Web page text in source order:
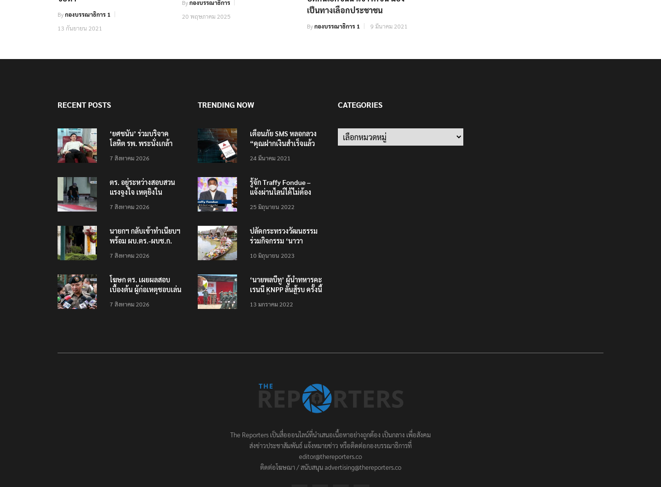
Byกองบรรณาธิการ 1
13 กันยายน 2021
Byกองบรรณาธิการ
20 พฤษภาคม 2025
เป็นทางเลือกประชาชน
Byกองบรรณาธิการ 1 9 มีนาคม 2021
RECENT POSTS
‘ยศชนัน’ ร่วมบริจาค
โลหิต รพ. พระนั่งเกล้า
เทพศิรินทร์ นนทบุรี
7 สิงหาคม 2026
ตร. อยู่ระหว่างสอบสวน
แรงจูงใจ เหตุยิงใน
นนทบุรี พบเด็กก่อเหตุ
7 สิงหาคม 2026
นายกฯ กลับเข้าทำเนียบฯ
พร้อม ผบ.ตร.-ผบช.ก.
ปืนเถื่อน
7 สิงหาคม 2026
โฆษก ตร. เผยผลสอบ
เบื้องต้น ผู้ก่อเหตุชอบเล่น
เหตุรุนแรงก่อนลงมือ
7 สิงหาคม 2026
TRENDING NOW
เตือนภัย SMS หลอกลวง
“คุณฝากเงินสำเร็จแล้ว
200,000 บาท”
24 มีนาคม 2021
รู้จัก Traffy Fondue –
แจ้งผ่านไลน์ได้ไม่ต้อง
ทั่วไทย ไม่ใช่แค่ในกรุง
25 มิถุนายน 2022
ปลัดกระทรวงวัฒนธรรม
ร่วมกิจกรรม ‘นาวา
ตักบาตรทางน้ำ
10 มิถุนายน 2023
‘นายพลบีทู’ ผู้นำทหารคะ
เรนนี KNPP ลั่นสู้รบ ครั้งนี้
ประชาชนต้องชนะ
13 มกราคม 2022
CATEGORIES
Categories
The Reporters เป็นสื่อออนไลน์ที่นำเสนอเนื้อหาอย่างถูกต้อง เป็นกลาง เพื่อสังคม
ส่งข่าวประชาสัมพันธ์ แจ้งหมายข่าว หรือติดต่อกองบรรณาธิการที่
editor@thereporters.co
ติดต่อโฆษณา / สนับสนุน advertising@thereporters.co